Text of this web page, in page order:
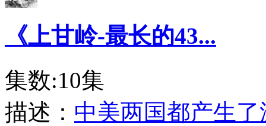
《上甘岭-最长的43...
集数:10集
描述： 中美两国都产生